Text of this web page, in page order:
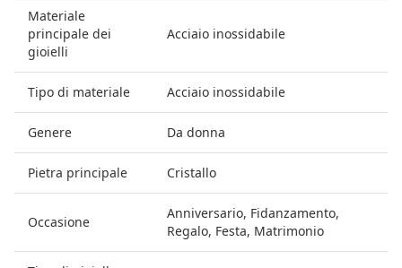
Materiale
principale dei
gioielli
Acciaio inossidabile
Tipo di materiale Acciaio inossidabile
Genere Da donna
Pietra principale Cristallo
Occasione
Anniversario, Fidanzamento,
Regalo, Festa, Matrimonio